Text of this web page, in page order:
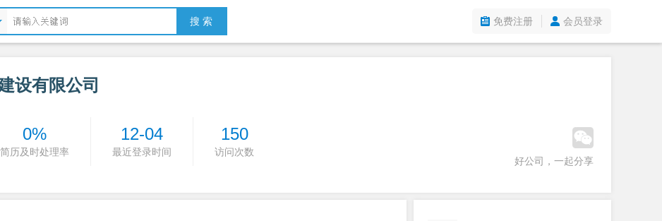
搜 索 免费注册 会员登录
设有限公司
0%
简历及时处理率
12-04
最近登录时间
150
访问次数
好公司，一起分享